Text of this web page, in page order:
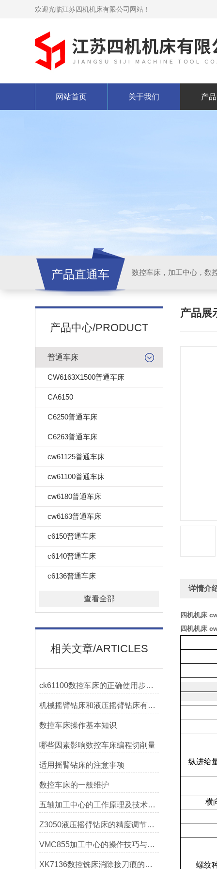
欢迎光临江苏四机机床有限公司网站！
网站首页 关于我们 产
产品直通车
产品中心/PRODUCT
普通车床
CW6163X1500普通车床
CA6150
C6250普通车床
C6263普通车床
cw61125普通车床
cw61100普通车床
cw6180普通车床
cw6163普通车床
c6150普通车床
c6140普通车床
c6136普通车床
查看全部
相关文章/ARTICLES
ck61100数控车床的正确使用步骤是什么？
机械摇臂钻床和液压摇臂钻床有什么区别
数控车床操作基本知识
哪些因素影响数控车床编程切削量
适用摇臂钻床的注意事项
数控车床的一般维护
五轴加工中心的工作原理及技术优势
Z3050液压摇臂钻床的精度调节与稳定性提升
VMC855加工中心的操作技巧与维护指南
XK7136数控铣床消除接刀痕的操作
产品展
详情介
四机机床
四机机床
纵进给
横
螺纹